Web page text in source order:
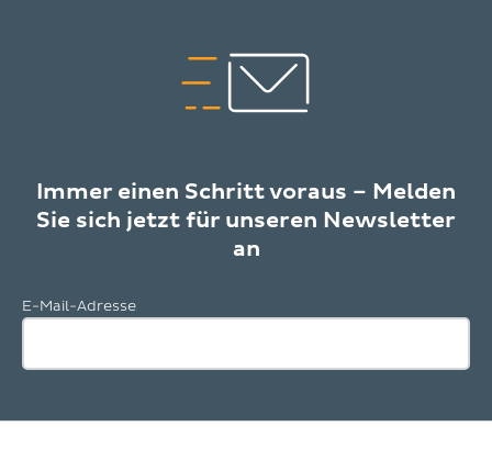
Immer einen Schritt voraus – Melden
Sie sich jetzt für unseren Newsletter
an
E-Mail-Adresse